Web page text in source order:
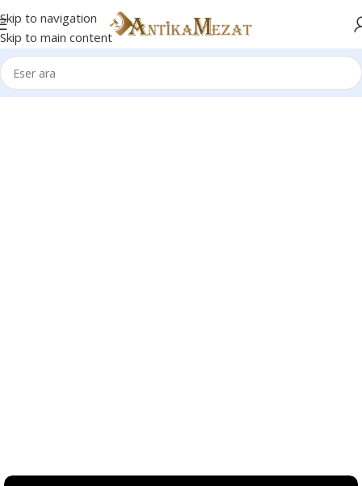
Skip to navigation
Skip to main content